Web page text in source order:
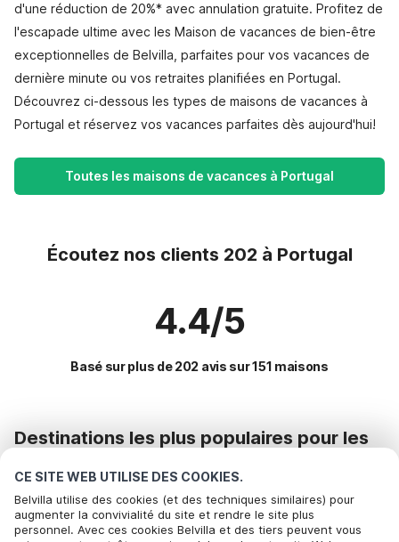
CE SITE WEB UTILISE DES COOKIES.
Belvilla utilise des cookies (et des techniques similaires) pour
augmenter la convivialité du site et rendre le site plus
personnel. Avec ces cookies Belvilla et des tiers peuvent vous
d'une réduction de 20%* avec annulation gratuite. Profitez de
l'escapade ultime avec les Maison de vacances de bien-être
exceptionnelles de Belvilla, parfaites pour vos vacances de
dernière minute ou vos retraites planifiées en Portugal.
Découvrez ci-dessous les types de maisons de vacances à
Portugal et réservez vos vacances parfaites dès aujourd'hui!
Toutes les maisons de vacances à Portugal
Écoutez nos clients 202 à Portugal
4.4/5
Basé sur plus de 202 avis sur 151 maisons
Destinations les plus populaires pour les
Commodités populaires pour les vacances en Portugal
Location de vacances pour enfants
Des destinations phares avec des équipements de premier